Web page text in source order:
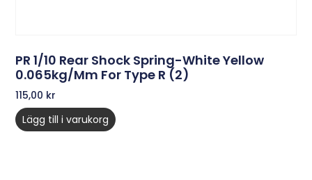
PR 1/10 Rear Shock Spring-White Yellow
0.065kg/mm For Type R (2)
115,00 kr
Lägg till i varukorg